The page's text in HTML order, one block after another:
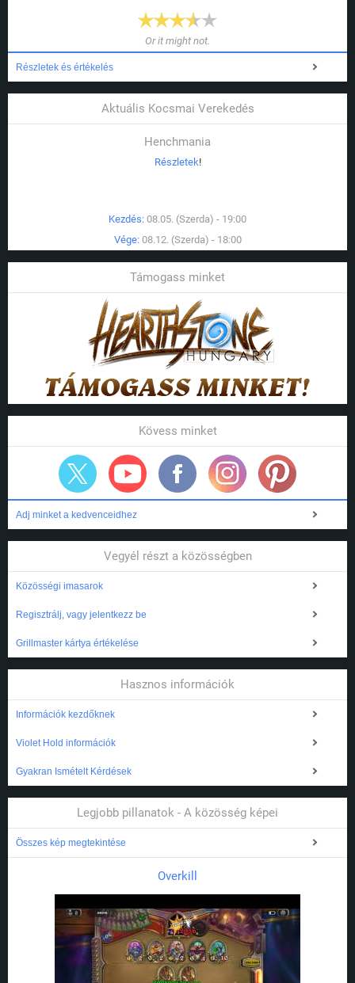
Or it might not.
Részletek és értékelés
Aktuális Kocsmai Verekedés
Henchmania
Részletek!
Kezdés: 08.05. (Szerda) - 19:00
Vége: 08.12. (Szerda) - 18:00
Támogass minket
Kövess minket
Adj minket a kedvenceidhez
Vegyél részt a közösségben
Közösségi imasarok
Regisztrálj, vagy jelentkezz be
Grillmaster kártya értékelése
Hasznos információk
Információk kezdőknek
Violet Hold információk
Gyakran Ismételt Kérdések
Legjobb pillanatok - A közösség képei
Összes kép megtekintése
Overkill